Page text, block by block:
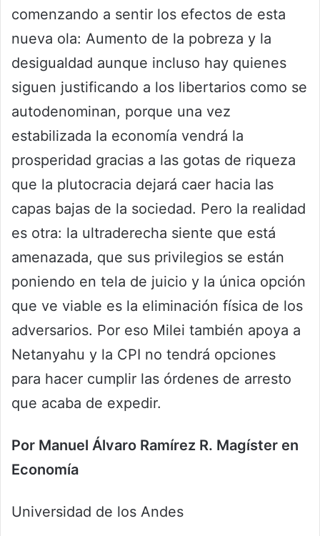
comenzando a sentir los efectos de esta
nueva ola: Aumento de la pobreza y la
desigualdad aunque incluso hay quienes
siguen justificando a los libertarios como se
autodenominan, porque una vez
estabilizada la economía vendrá la
prosperidad gracias a las gotas de riqueza
que la plutocracia dejará caer hacia las
capas bajas de la sociedad. Pero la realidad
es otra: la ultraderecha siente que está
amenazada, que sus privilegios se están
poniendo en tela de juicio y la única opción
que ve viable es la eliminación física de los
adversarios. Por eso Milei también apoya a
Netanyahu y la CPI no tendrá opciones
para hacer cumplir las órdenes de arresto
que acaba de expedir.
Por Manuel Álvaro Ramírez R. Magíster en
Economía
Universidad de los Andes